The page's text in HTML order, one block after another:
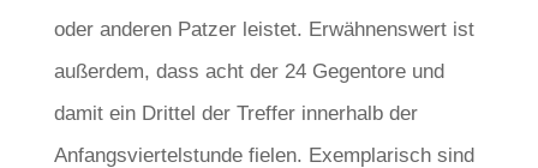
oder anderen Patzer leistet. Erwähnenswert ist
außerdem, dass acht der 24 Gegentore und
damit ein Drittel der Treffer innerhalb der
Anfangsviertelstunde fielen. Exemplarisch sind